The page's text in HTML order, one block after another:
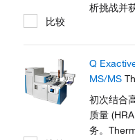
析挑战并
学 应用定
富的数据
比较
Q
MS/MS
初次结合
质量
务。